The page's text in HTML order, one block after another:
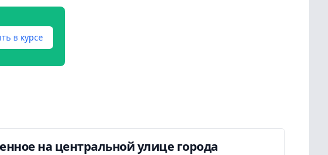
в курсе
на центральной улице города